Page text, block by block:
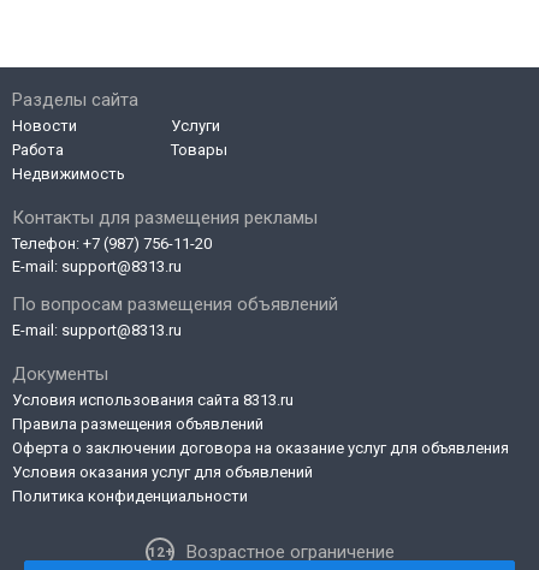
Контакты для размещения рекламы
Телефон: +7 (987) 756-11-20
E-mail: support@8313.ru
По вопросам размещения объявлений
E-mail: support@8313.ru
Документы
Условия использования сайта 8313.ru
Правила размещения объявлений
Оферта о заключении договора на оказание услуг для объявления
Условия оказания услуг для объявлений
Политика конфиденциальности
Возрастное ограничение
Разделы сайта
Новости
Работа
Недвижимость
Услуги
Товары